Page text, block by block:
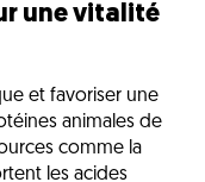
une vitalité
et favoriser une
animales de
comme la
les acides